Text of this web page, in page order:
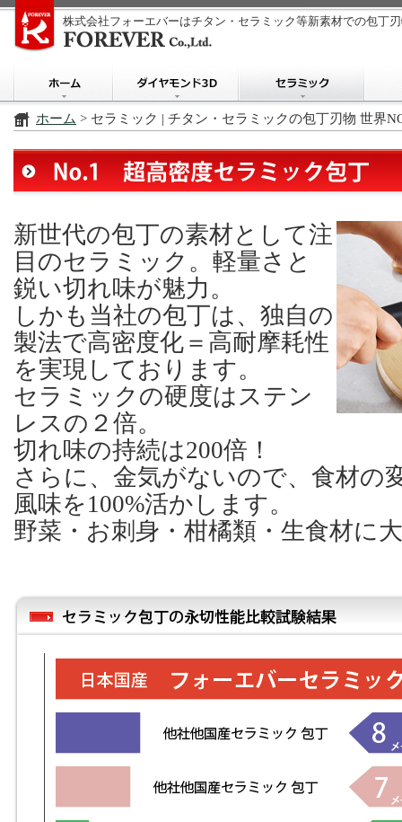
株式会社フォーエバーはチタン・セラミック等新素材での包丁
ホーム > セラミック | チタン・セラミックの包丁刃物 世界
新世代の包丁の素材として注
目のセラミック。軽量さと
鋭い切れ味が魅力。
しかも当社の包丁は、独自の
製法で高密度化＝高耐摩耗性
を実現しております。
セラミックの硬度はステン
レスの２倍。
切れ味の持続は200倍！
さらに、金気がないので、食材の
風味を100%活かします。
野菜・お刺身・柑橘類・生食材に